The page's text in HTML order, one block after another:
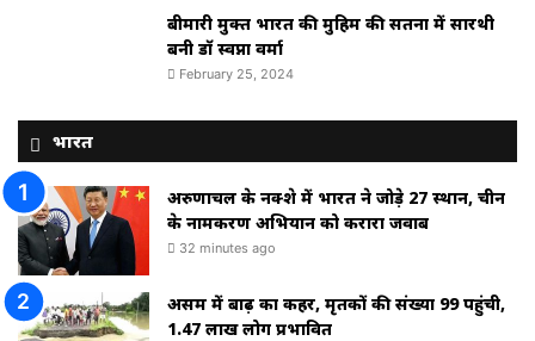
बीमारी मुक्त भारत की मुहिम की सतना में सारथी
बनी डाॅ स्वप्ना वर्मा
February 25, 2024
भारत
अरुणाचल के नक्शे में भारत ने जोड़े 27 स्थान, चीन
के नामकरण अभियान को करारा जवाब
32 minutes ago
असम में बाढ़ का कहर, मृतकों की संख्या 99 पहुंची,
1.47 लाख लोग प्रभावित